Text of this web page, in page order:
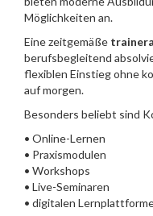
Möglichkeiten an.
Eine zeitgemäße
berufsbegleitend
flexiblen Einstieg ohne
auf morgen.
Besonders beliebt sind
• Online-Lernen
• Praxismodulen
• Workshops
• Live-Seminaren
• digitalen